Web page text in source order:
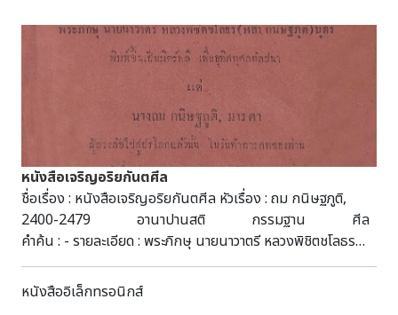
หนังสือเจริญอริยกันตศีล
ชื่อเรื่อง : หนังสือเจริญอริยกันตศีล หัวเรื่อง : ถม กนิษฐภูติ,
2400-2479 อานาปานสติ กรรมฐาน ศีล
คำค้น : - รายละเอียด : พระภิกษุ นายนาวาตรี หลวงพิชิตชโลธร
(หล่ำ กนิษฐภูติ) บุตร์ พิมพ์ขึ้นเป็นมิตร์พลีเพื่ออุทิศกุศลกัลปนา
แด่นางถม กนิษฐภูติ, มารดา เมื่อวันที่ 30 พฤษภาคม พระพุทธ
หนังสืออิเล็กทรอนิกส์